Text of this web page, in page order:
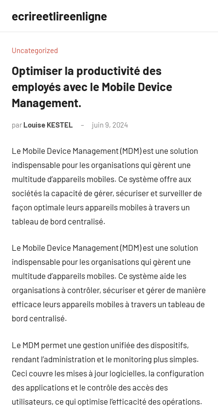
contenu
ecrireetlireenligne
Uncategorized
Optimiser la productivité des
employés avec le Mobile Device
Management.
par Louise KESTEL juin 9, 2024
Le Mobile Device Management (MDM) est une solution
indispensable pour les organisations qui gèrent une
multitude d’appareils mobiles. Ce système offre aux
sociétés la capacité de gérer, sécuriser et surveiller de
façon optimale leurs appareils mobiles à travers un
tableau de bord centralisé.
Le Mobile Device Management (MDM) est une solution
indispensable pour les organisations qui gèrent une
multitude d’appareils mobiles. Ce système aide les
organisations à contrôler, sécuriser et gérer de manière
efficace leurs appareils mobiles à travers un tableau de
bord centralisé.
Le MDM permet une gestion unifiée des dispositifs,
rendant l’administration et le monitoring plus simples.
Ceci couvre les mises à jour logicielles, la configuration
des applications et le contrôle des accès des
utilisateurs, ce qui optimise l’efficacité des opérations.